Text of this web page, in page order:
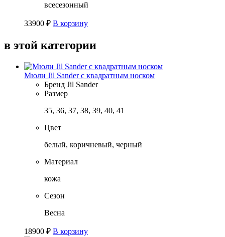
всесезонный
33900 ₽ В корзину
в этой категории
Мюли Jil Sander с квадратным носком
Бренд Jil Sander
Размер
35, 36, 37, 38, 39, 40, 41
Цвет
белый, коричневый, черный
Материал
кожа
Сезон
Весна
18900 ₽ В корзину